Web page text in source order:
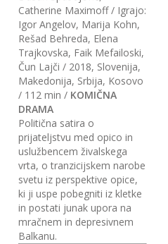
Catherine Maximoff / Igrajo:
Igor Angelov, Marija Kohn,
Rešad Behreda, Elena
Trajkovska, Faik Mefailoski,
Čun Lajči / 2018, Slovenija,
Makedonija, Srbija, Kosovo
/ 112 min / KOMIČNA
DRAMA
Politična satira o
prijateljstvu med opico in
uslužbencem živalskega
vrta, o tranzicijskem narobe
svetu iz perspektive opice,
ki ji uspe pobegniti iz kletke
in postati junak upora na
mračnem in depresivnem
Balkanu.